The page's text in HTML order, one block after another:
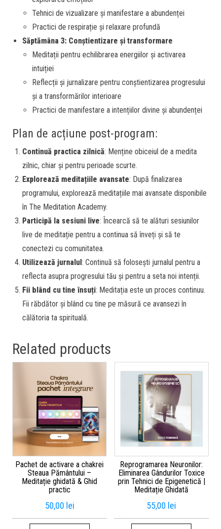
Tehnici de vizualizare și manifestare a abundenței
Practici de respirație și relaxare profundă
Săptămâna 3: Conștientizare și transformare
Meditații pentru echilibrarea energiilor și activarea
intuiției
Reflecții și jurnalizare pentru conștientizarea progresului
și a transformărilor interioare
Practici de manifestare a intențiilor divine și abundenței
Plan de acțiune post-program:
Continuă practica zilnică: Menține obiceiul de a medita
zilnic, chiar și pentru perioade scurte.
Explorează meditațiile avansate: După finalizarea
programului, explorează meditațiile mai avansate disponibile
în The Meditation Academy.
Participă la sesiuni live: Încearcă să te alături sesiunilor
live de meditație pentru a continua să înveți și să te
conectezi cu comunitatea.
Utilizează jurnalul: Continuă să folosești jurnalul pentru a
reflecta asupra progresului tău și pentru a seta noi intenții.
Fii blând cu tine însuți: Meditația este un proces continuu.
Fii răbdător și blând cu tine pe măsură ce avansezi în
călătoria ta spirituală.
Related products
Pachet de activare a chakrei
Steaua Pământului –
Meditație ghidată & Ghid
practic
50,00 lei
Reprogramarea Neuronilor:
Eliminarea Gândurilor Toxice
prin Tehnici de Epigenetică |
Meditație Ghidată
55,00 lei